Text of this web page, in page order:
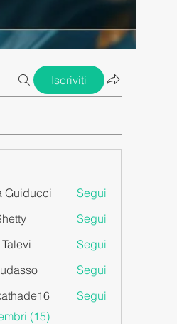
Iscriviti
Guiducci
Segui
Segui
Segui
Segui
Segui
(15)